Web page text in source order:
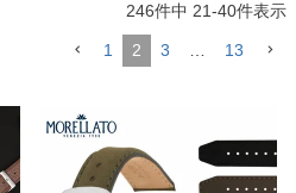
246件中 21-40件表示
1 2 3 13